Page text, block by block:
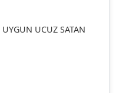
UCUZ SATAN